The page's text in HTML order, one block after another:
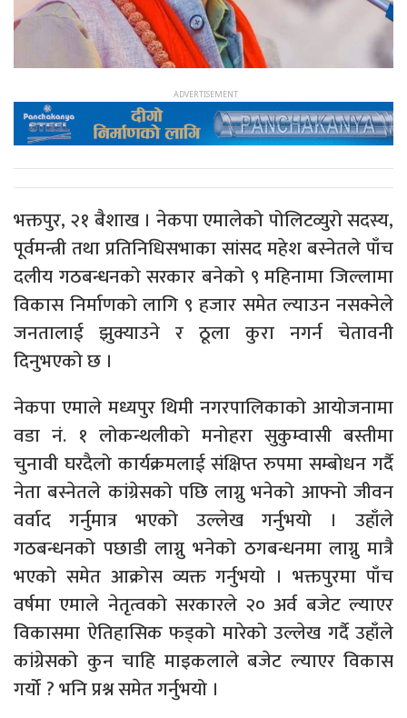
भक्तपुर, २१ बैशाख । नेकपा एमालेको पोलिटव्युरो सदस्य,
पूर्वमन्त्री तथा प्रतिनिधिसभाका सांसद महेश बस्नेतले पाँच
दलीय गठबन्धनको सरकार बनेको ९ महिनामा जिल्लामा
विकास निर्माणको लागि ९ हजार समेत ल्याउन नसक्नेले
जनतालाई झुक्याउने र ठूला कुरा नगर्न चेतावनी
दिनुभएको छ ।
नेकपा एमाले मध्यपुर थिमी नगरपालिकाको आयोजनामा
वडा नं. १ लोकन्थलीको मनोहरा सुकुम्वासी बस्तीमा
चुनावी घरदैलो कार्यक्रमलाई संक्षिप्त रुपमा सम्बोधन गर्दै
नेता बस्नेतले कांग्रेसको पछि लाग्नु भनेको आफ्नो जीवन
वर्वाद गर्नुमात्र भएको उल्लेख गर्नुभयो । उहाँले
गठबन्धनको पछाडी लाग्नु भनेको ठगबन्धनमा लाग्नु मात्रै
भएको समेत आक्रोस व्यक्त गर्नुभयो । भक्तपुरमा पाँच
वर्षमा एमाले नेतृत्वको सरकारले २० अर्व बजेट ल्याएर
विकासमा ऐतिहासिक फड्को मारेको उल्लेख गर्दै उहाँले
कांग्रेसको कुन चाहि माइकलाले बजेट ल्याएर विकास
गर्यो ? भनि प्रश्न समेत गर्नुभयो ।